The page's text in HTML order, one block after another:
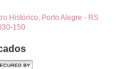
Histórico, Porto Alegre - RS
150